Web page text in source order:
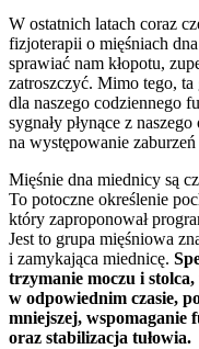
W ostatnich latach coraz
fizjoterapii o mięśniach
sprawiać nam kłopotu,
zatroszczyć. Mimo tego,
dla naszego codziennego
sygnały płynące z
na występowanie
Mięśnie dna miednicy są
To potoczne określenie
który zaproponował
Jest to grupa mięśniowa
i zamykająca miednicę.
trzymanie moczu i
w odpowiednim czasie,
mniejszej, wspomaganie
oraz stabilizacja tułowia.